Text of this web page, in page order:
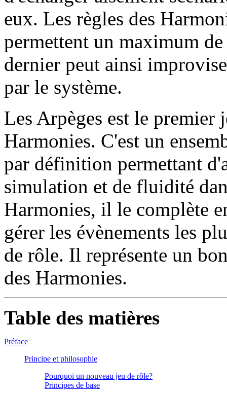
eux. Les règles des
permettent un maximum
dernier peut ainsi
par le système.
Les Arpèges est le premier
Harmonies. C'est un
par définition permettant
simulation et de fluidité
Harmonies, il le complète
gérer les évènements les
de rôle. Il représente un
des Harmonies.
Table des matières
Préface
Principe et philosophie
Pourquoi un nouveau jeu de rôle?
Principes de base